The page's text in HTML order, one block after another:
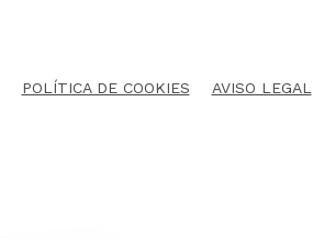
POLÍTICA DE COOKIES AVISO LEGAL